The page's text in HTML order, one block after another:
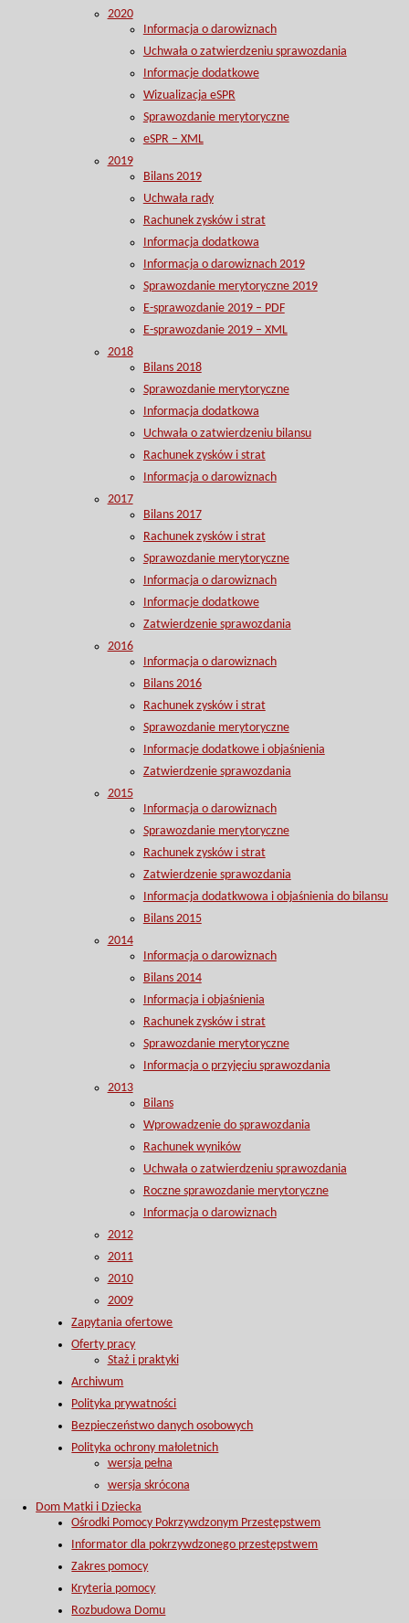
2020
Informacja o darowiznach
Uchwała o zatwierdzeniu sprawozdania
Informacje dodatkowe
Wizualizacja eSPR
Sprawozdanie merytoryczne
eSPR – XML
2019
Bilans 2019
Uchwała rady
Rachunek zysków i strat
Informacja dodatkowa
Informacja o darowiznach 2019
Sprawozdanie merytoryczne 2019
E-sprawozdanie 2019 – PDF
E-sprawozdanie 2019 – XML
2018
Bilans 2018
Sprawozdanie merytoryczne
Informacja dodatkowa
Uchwała o zatwierdzeniu bilansu
Rachunek zysków i strat
Informacja o darowiznach
2017
Bilans 2017
Rachunek zysków i strat
Sprawozdanie merytoryczne
Informacja o darowiznach
Informacje dodatkowe
Zatwierdzenie sprawozdania
2016
Informacja o darowiznach
Bilans 2016
Rachunek zysków i strat
Sprawozdanie merytoryczne
Informacje dodatkowe i objaśnienia
Zatwierdzenie sprawozdania
2015
Informacja o darowiznach
Sprawozdanie merytoryczne
Rachunek zysków i strat
Zatwierdzenie sprawozdania
Informacja dodatkwowa i objaśnienia do bilansu
Bilans 2015
2014
Informacja o darowiznach
Bilans 2014
Informacja i objaśnienia
Rachunek zysków i strat
Sprawozdanie merytoryczne
Informacja o przyjęciu sprawozdania
2013
Bilans
Wprowadzenie do sprawozdania
Rachunek wyników
Uchwała o zatwierdzeniu sprawozdania
Roczne sprawozdanie merytoryczne
Informacja o darowiznach
2012
2011
2010
2009
Zapytania ofertowe
Oferty pracy
Staż i praktyki
Archiwum
Polityka prywatności
Bezpieczeństwo danych osobowych
Polityka ochrony małoletnich
wersja pełna
wersja skrócona
Dom Matki i Dziecka
Ośrodki Pomocy Pokrzywdzonym Przestępstwem
Informator dla pokrzywdzonego przestępstwem
Zakres pomocy
Kryteria pomocy
Rozbudowa Domu